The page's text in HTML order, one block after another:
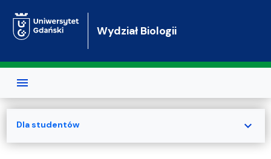
Wydział Biologii
Dla studentów expand_more